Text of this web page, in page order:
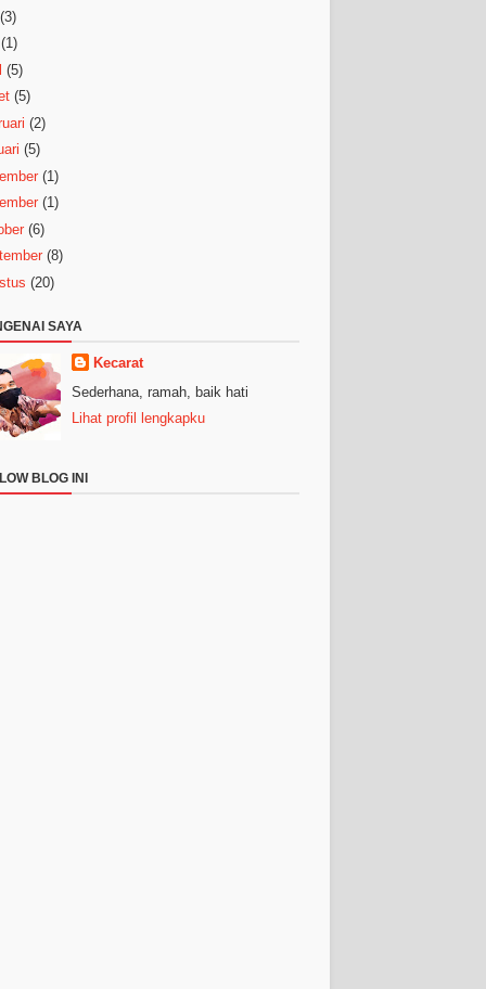
(3)
(1)
(5)
(5)
(2)
(5)
(1)
(1)
(6)
(8)
(20)
SAYA
Kecarat
Sederhana, ramah, baik hati
Lihat profil lengkapku
BLOG INI